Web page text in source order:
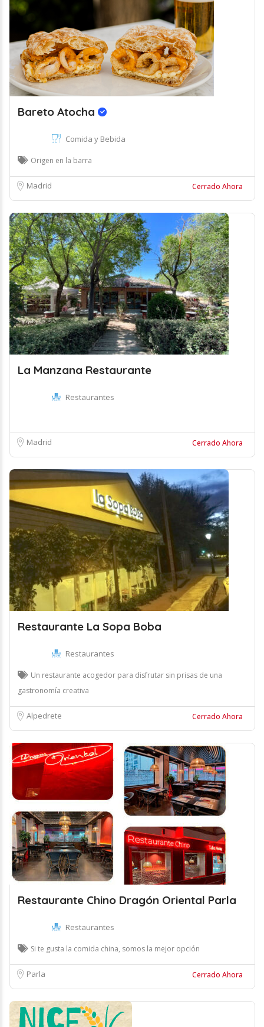
Bareto Atocha
Comida y Bebida
Origen en la barra
Madrid Cerrado Ahora
La Manzana Restaurante
Restaurantes
Madrid Cerrado Ahora
Restaurante La Sopa Boba
Restaurantes
Un restaurante acogedor para disfrutar sin prisas de una
gastronomía creativa
Alpedrete Cerrado Ahora
Restaurante Chino Dragón Oriental Parla
Restaurantes
Si te gusta la comida china, somos la mejor opción
Parla Cerrado Ahora